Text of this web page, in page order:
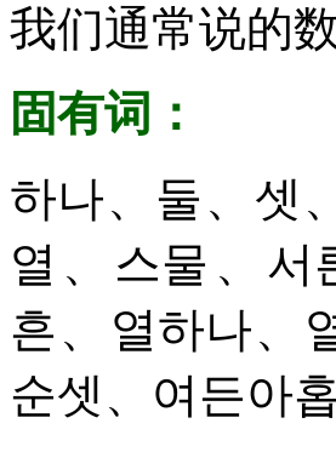
我们通常说的
固有词：
하나、둘、셋
열、스물、서
흔、열하나、
순셋、여든아홉